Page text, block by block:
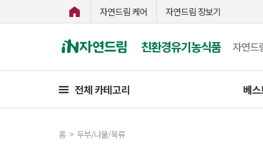
자연드림 케어 자연드림 장보기
친환경유기농식품 자연드
전체 카테고리 베
홈 > 두부/나물/묵류